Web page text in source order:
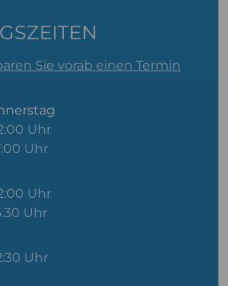
Sie vorab einen Termin
Uhr
Uhr
Uhr
Uhr
Uhr